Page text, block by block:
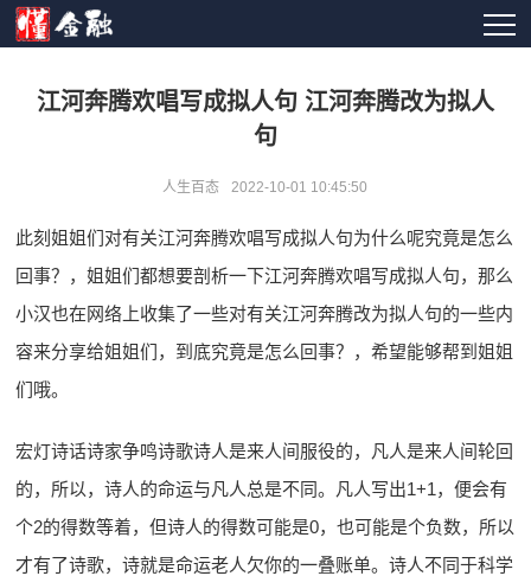
江河奔腾欢唱写成拟人句 江河奔腾改为拟人
句
人生百态 2022-10-01 10:45:50
此刻姐姐们对有关江河奔腾欢唱写成拟人句为什么呢究竟是怎么
回事？，姐姐们都想要剖析一下江河奔腾欢唱写成拟人句，那么
小汉也在网络上收集了一些对有关江河奔腾改为拟人句的一些内
容来分享给姐姐们，到底究竟是怎么回事？，希望能够帮到姐姐
们哦。
宏灯诗话诗家争鸣诗歌诗人是来人间服役的，凡人是来人间轮回
的，所以，诗人的命运与凡人总是不同。凡人写出1+1，便会有
个2的得数等着，但诗人的得数可能是0，也可能是个负数，所以
才有了诗歌，诗就是命运老人欠你的一叠账单。诗人不同于科学